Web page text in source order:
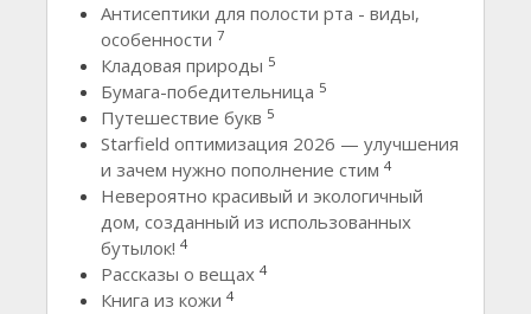
Антисептики для полости рта - виды,
особенности 7
Кладовая природы 5
Бумага-победительница 5
Путешествие букв 5
Starfield оптимизация 2026 — улучшения
и зачем нужно пополнение стим 4
Невероятно красивый и экологичный
дом, созданный из использованных
бутылок! 4
Рассказы о вещах 4
Книга из кожи 4